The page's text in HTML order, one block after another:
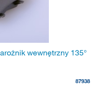
wewnętrzny 135°
87938